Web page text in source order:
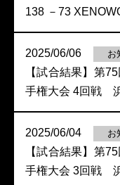
138 －73
2025/06/06 お
【試合結果】第
手権大会 4回戦
2025/06/04 お
【試合結果】第
手権大会 3回戦